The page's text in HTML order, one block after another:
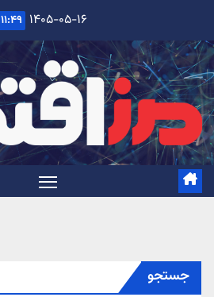
content
۱۴۰۵-۰۵-۱۶ ۱۱:۴۹
جستجو